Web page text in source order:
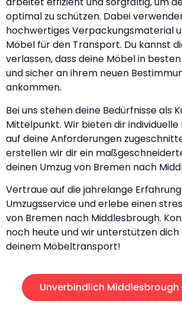
optimal zu schützen. Dabei
hochwertiges Verpackungsmaterial
Möbel für den Transport. Du kannst
verlassen, dass deine Möbel in
und sicher an ihrem neuen
ankommen.
Bei uns stehen deine Bedürfnisse als
Mittelpunkt. Wir bieten dir individuelle
auf deine Anforderungen
erstellen wir dir ein
deinen Umzug von Bremen nach
Vertraue auf die jahrelange
Umzugsservice und erlebe einen
von Bremen nach Middlesbrough.
noch heute und wir unterstützen
deinem Möbeltransport!
Unverbindlich